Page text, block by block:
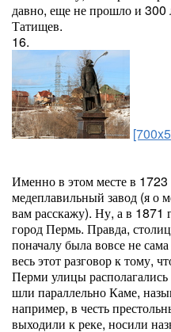
давно, еще не прошло и 300
Татищев.
16.
Именно в этом месте в 1723
медеплавильный завод (я о
вам расскажу). Ну, а в 1871
город Пермь. Правда,
поначалу была вовсе не
весь этот разговор к тому,
Перми улицы
шли параллельно Каме,
например, в честь
выходили к реке, носили